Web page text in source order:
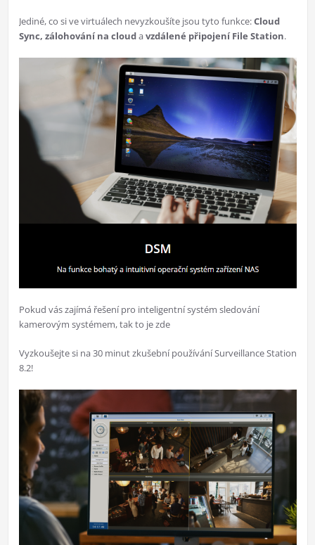
Jediné, co si ve virtuálech nevyzkoušíte jsou tyto funkce:Cloud
Sync, zálohování na cloudavzdálené připojení File Station.
Pokud vás zajímá řešení pro inteligentní systém sledování
kamerovým systémem, tak to je zde
Vyzkoušejte si na 30 minut zkušební používání Surveillance Station
8.2!